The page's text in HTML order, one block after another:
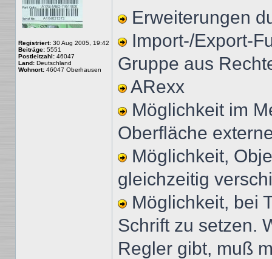
Registriert: 30 Aug 2005, 19:42
Beiträge: 5551
Postleitzahl: 46047
Land: Deutschland
Wohnort: 46047 Oberhausen
Erweiterungen
Import-/Export-
Gruppe aus
ARexx
Möglichkeit im
Oberfläche
Möglichkeit,
gleichzeitig
Möglichkeit, bei
Schrift zu setzen.
Regler gibt, muß